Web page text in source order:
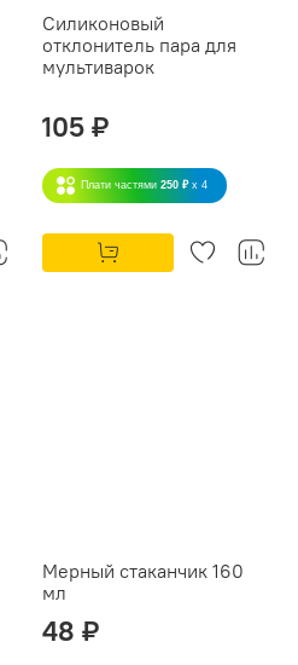
Силиконовый
отклонитель пара для
мультиварок
105 ₽
Плати частями 250 ₽ x 4
Мерный стаканчик 160
мл
48 ₽